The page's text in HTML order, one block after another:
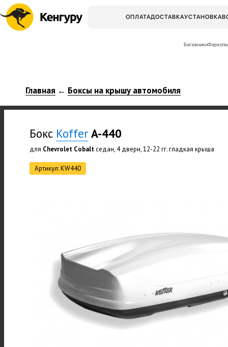
ОПЛАТАДОСТАВКАУСТАНОВКА
БагажникиФаркопы
Главная ← Боксы на крышу автомобиля
Бокс Koffer A-440
для Chevrolet Cobaltседан, 4 двери, 12-22 гг. гладкая крыша
Артикул: KW440